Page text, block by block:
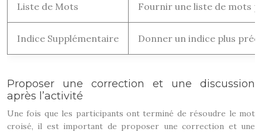
Liste de Mots Fournir une liste de mots
Indice Supplémentaire Donner un indice plus
Proposer une correction et une discussion
après l’activité
Une fois que les participants ont terminé de résoudre le mot
croisé, il est important de proposer une correction et une